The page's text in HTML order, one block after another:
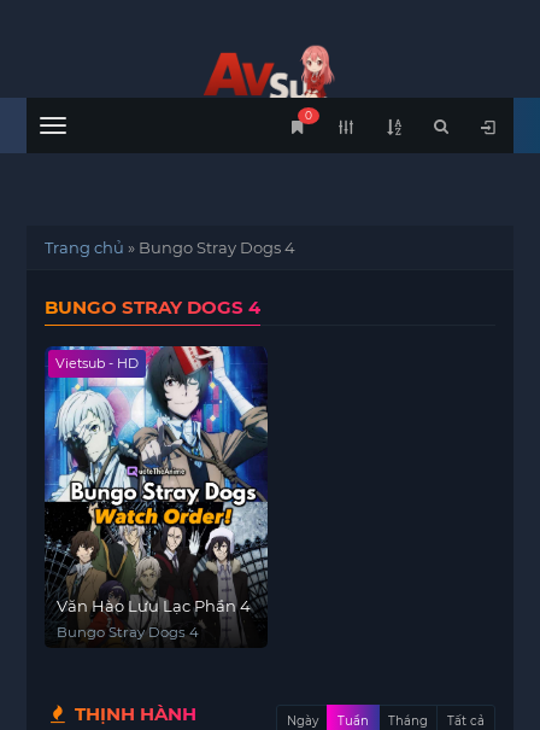
Menu
0
Trang chủ » Bungo Stray Dogs 4
BUNGO STRAY DOGS 4
Vietsub - HD
Văn Hào Lưu Lạc Phần 4
Bungo Stray Dogs 4
THỊNH HÀNH Ngày Tuần Tháng Tất cả